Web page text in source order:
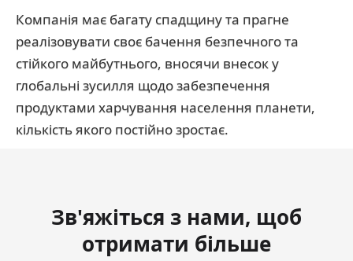
Компанія має багату спадщину та прагне
реалізовувати своє бачення безпечного та
стійкого майбутнього, вносячи внесок у
глобальні зусилля щодо забезпечення
продуктами харчування населення планети,
кількість якого постійно зростає.
Зв'яжіться з нами, щоб
отримати більше